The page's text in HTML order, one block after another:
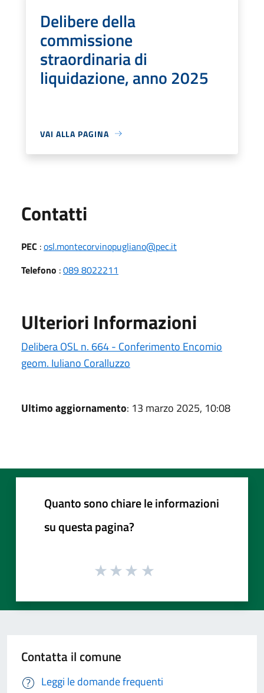
Delibere della
commissione
straordinaria di
liquidazione, anno 2025
VAI ALLA PAGINA
Contatti
PEC :osl.montecorvinopugliano@pec.it
Telefono :089 8022211
Ulteriori Informazioni
Delibera OSL n. 664 - Conferimento Encomio
geom. Iuliano Coralluzzo
Ultimo aggiornamento: 13 marzo 2025, 10:08
Quanto sono chiare le informazioni
su questa pagina?
Contatta il comune
Leggi le domande frequenti